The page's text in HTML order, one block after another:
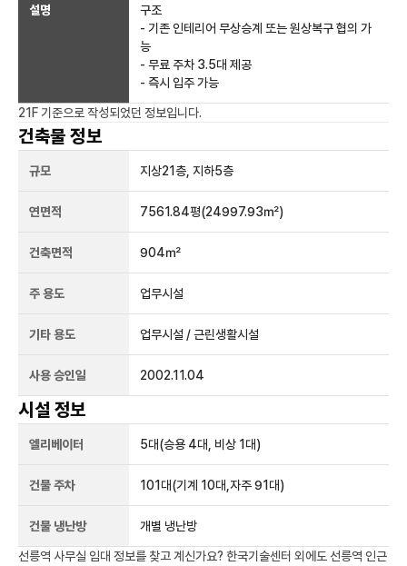
설명
구조
- 기존 인테리어 무상승계 또는 원상복구 협의 가
능
- 무료 주차 3.5대 제공
- 즉시 입주 가능
21F 기준으로 작성되었던 정보입니다.
건축물 정보
규모 지상21층, 지하5층
연면적 7561.84평(24997.93㎡)
건축면적 904㎡
주 용도 업무시설
기타 용도 업무시설 / 근린생활시설
사용 승인일 2002.11.04
시설 정보
엘리베이터 5대(승용 4대, 비상 1대)
건물 주차 101 대(기계 10대,자주 91대)
건물 냉난방 개별 냉난방
선릉역 사무실 임대 정보를 찾고 계신가요? 한국기술센터 외에도 선릉역 인근